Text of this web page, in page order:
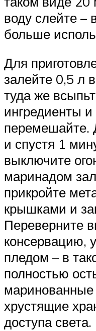
воду слейте –
больше
Для
залейте 0,5 л
туда же
ингредиенты
перемешайте.
и спустя 1
выключите
маринадом
прикройте
крышками и
Переверните
консервацию,
пледом – в
полностью
хрустящие
доступа света.